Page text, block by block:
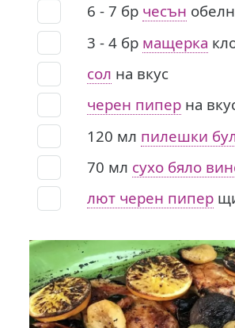
6 - 7 бр чесън
3 - 4 бр мащерка
сол на вкус
черен пипер на
120 мл пилешки
70 мл сухо бяло
лют черен пипер